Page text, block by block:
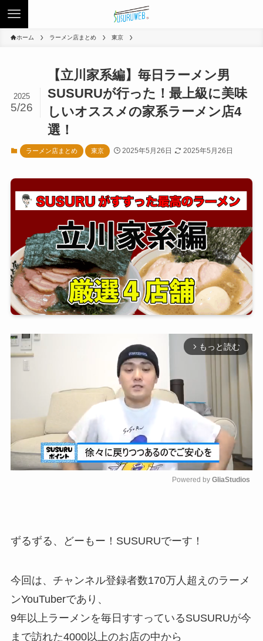
ホーム ラーメン店まとめ 東京
【立川家系編】毎日ラーメン男
SUSURUが行った！最上級に美味
しいオススメの家系ラーメン店4
選！
2025
5/26
ラーメン店まとめ 東京 2025年5月26日 2025年5月26日
arrow_forward_ios もっと読む
Powered by GliaStudios
ずるずる、どーもー！SUSURUでーす！
今回は、チャンネル登録者数170万人超えのラーメ
ンYouTuberであり、
9年以上ラーメンを毎日すすっているSUSURUが今
まで訪れた4000以上のお店の中から